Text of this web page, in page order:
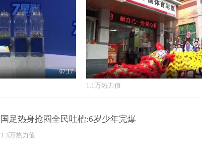
07:17
1.1万热力值
国足热身抢圈全民吐槽:6岁少年完爆
1.3万热力值